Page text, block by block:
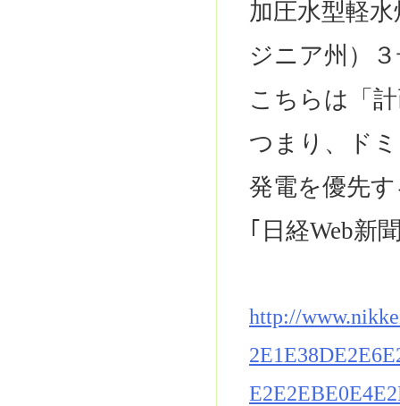
加圧水型軽
ジニア州）
こちらは「
つまり、ド
発電を優先
｢日経Web新
http://